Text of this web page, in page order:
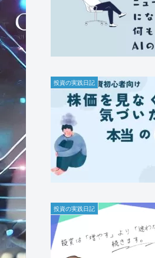
投資の実践日記
投資の実践日記